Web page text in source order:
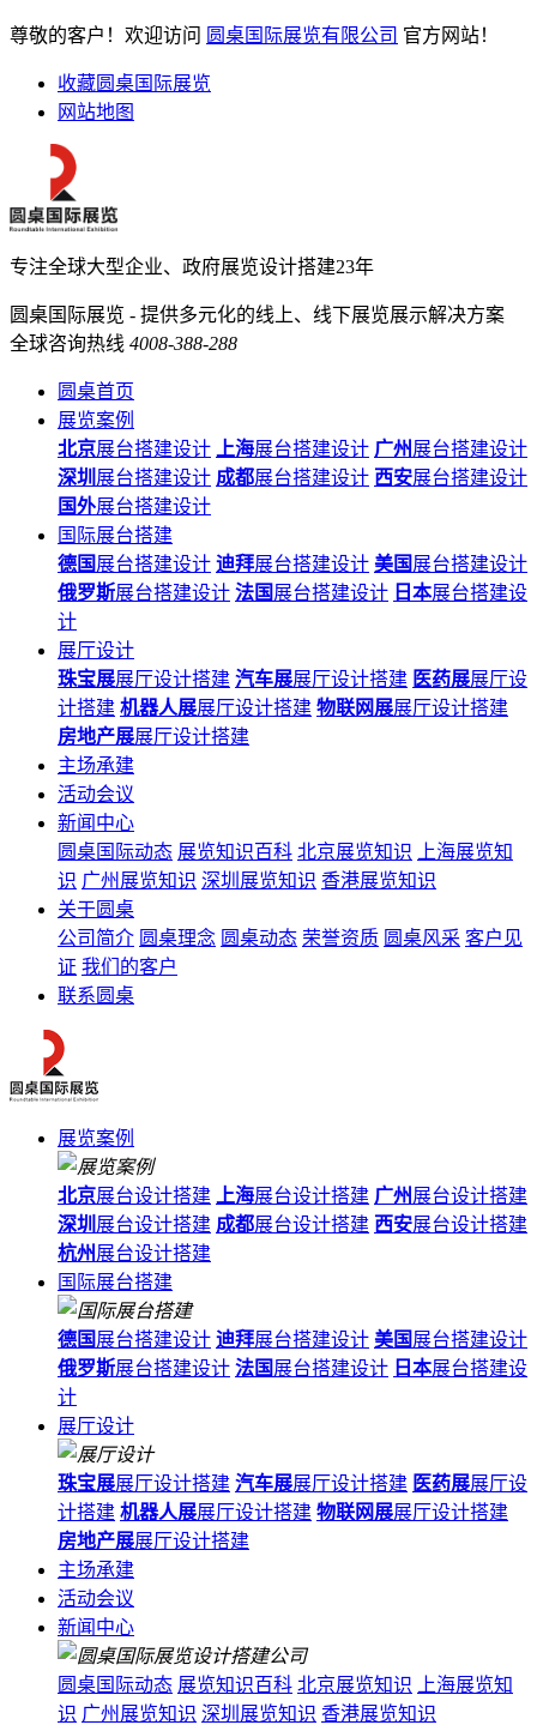
尊敬的客户！欢迎访问 圆桌国际展览有限公司 官方网站！
收藏圆桌国际展览
网站地图
专注全球大型企业、政府展览设计搭建23年
圆桌国际展览 - 提供多元化的线上、线下展览展示解决方案
全球咨询热线 4008-388-288
圆桌首页
展览案例
北京展台搭建设计 上海展台搭建设计 广州展台搭建设计
深圳 展台搭建设计 成都展台搭建设计 西安展台搭建设计
国外展台搭建设计
国际展台搭建
德国 展台搭建设计 迪拜展台搭建设计 美国 展台搭建设计
俄罗斯展台搭建设计 法国 展台搭建设计 日本展台搭建设
计
展厅设计
珠宝展展厅设计搭建 汽车展展厅设计搭建 医药展展厅设
计搭建 机器人展展厅设计搭建 物联网展展厅设计搭建
房地产展展厅设计搭建
主场承建
活动会议
新闻中心
圆桌国际动态 展览知识百科 北京展览知识
上海展览知
识 广州展览知识 深圳展览知识 香港展览知识
关于圆桌
公司简介 圆桌理念 圆桌动态 荣誉资质 圆桌风采 客户见
证 我们的客户
联系圆桌
展览案例
北京展台设计搭建 上海展台设计搭建 广州展台设计搭建
深圳 展台设计搭建 成都展台设计搭建 西安展台设计搭建
杭州展台设计搭建
国际展台搭建
德国 展台搭建设计 迪拜展台搭建设计 美国 展台搭建设计
俄罗斯展台搭建设计 法国 展台搭建设计 日本展台搭建设
计
展厅设计
珠宝展展厅设计搭建 汽车展展厅设计搭建 医药展展厅设
计搭建 机器人展展厅设计搭建 物联网展展厅设计搭建
房地产展展厅设计搭建
主场承建
活动会议
新闻中心
圆桌国际动态 展览知识百科 北京展览知识
上海展览知
识 广州展览知识 深圳展览知识 香港展览知识